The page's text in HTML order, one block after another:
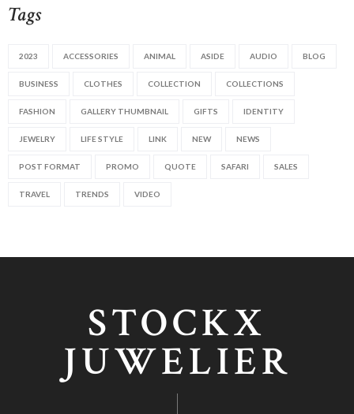
Tags
2023 ACCESSORIES ANIMAL ASIDE AUDIO BLOG
BUSINESS CLOTHES COLLECTION COLLECTIONS
FASHION GALLERY THUMBNAIL GIFTS IDENTITY
JEWELRY LIFE STYLE LINK NEW NEWS
POST FORMAT PROMO QUOTE SAFARI SALES
TRAVEL TRENDS VIDEO
STOCKX
JUWELIER